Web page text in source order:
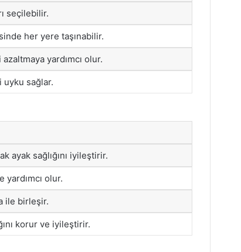
seçilebilir.
her yere taşınabilir.
yardımcı olur.
uyku sağlar.
ayak sağlığını iyileştirir.
yardımcı olur.
ile birleşir.
korur ve iyileştirir.